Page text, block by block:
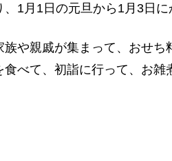
1月1日の元旦から1月3日に
族や親戚が集まって、おせ
食べて、初詣に行って、お雑